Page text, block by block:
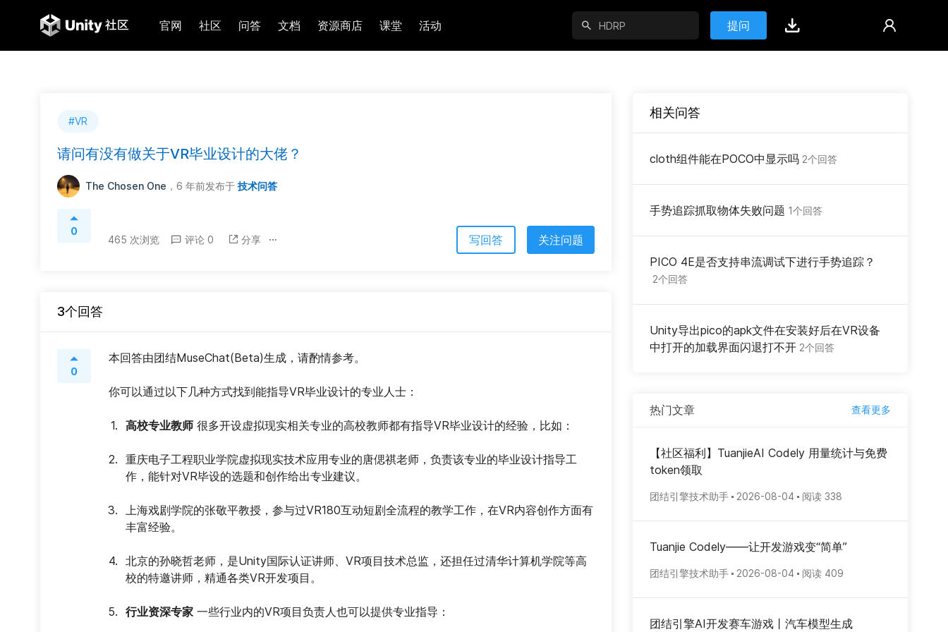
官网 社区 问答 文档 资源商店 课堂 活动 提问
#VR
请问有没有做关于VR毕业设计的大佬？
The Chosen One ，6 年前发布于 技术问答
0
465 次浏览 评论 0 分享 写回答 关注问题
3个回答
0
本回答由团结MuseChat(Beta)生成，请酌情参考。
你可以通过以下几种方式找到能指导VR毕业设计的专业人士：
高校专业教师 很多开设虚拟现实相关专业的高校教师都有指导VR毕业设计的经验，比如：
重庆电子工程职业学院虚拟现实技术应用专业的唐偲祺老师，负责该专业的毕业设计指导工
作，能针对VR毕设的选题和创作给出专业建议。
上海戏剧学院的张敬平教授，参与过VR180互动短剧全流程的教学工作，在VR内容创作方面有
丰富经验。
北京的孙晓哲老师，是Unity国际认证讲师、VR项目技术总监，还担任过清华计算机学院等高
校的特邀讲师，精通各类VR开发项目。
行业资深专家 一些行业内的VR项目负责人也可以提供专业指导：
相关问答
cloth组件能在POCO中显示吗 2个回答
手势追踪抓取物体失败问题 1个回答
PICO 4E是否支持串流调试下进行手势追踪？
2个回答
Unity导出pico的apk文件在安装好后在VR设备
中打开的加载界面闪退打不开 2个回答
热门文章 查看更多
【社区福利】TuanjieAI Codely 用量统计与免费
token领取
团结引擎技术助手 2026-08-04 阅读 338
Tuanjie Codely——让开发游戏变“简单”
团结引擎技术助手 2026-08-04 阅读 409
团结引擎AI开发赛车游戏丨汽车模型生成